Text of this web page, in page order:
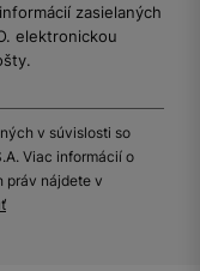
zasielaných
elektronickou
v súvislosti so
Viac informácií o
práv nájdete v